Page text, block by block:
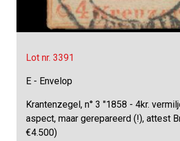
Lot nr. 3391
E - Envelop
Krantenzegel, n° 3 "1858 - 4kr.
aspect, maar gerepareerd (!), attest
€4.500)